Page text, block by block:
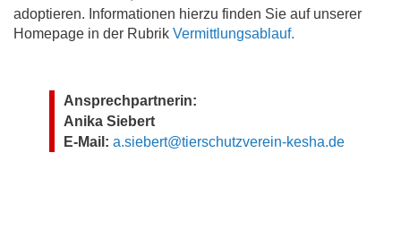
adoptieren. Informationen hierzu finden Sie auf unserer
Homepage in der Rubrik Vermittlungsablauf.
Ansprechpartnerin:
Anika Siebert
E-Mail: a.siebert@tierschutzverein-kesha.de